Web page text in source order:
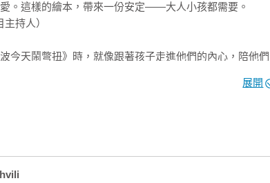
。這樣的繪本，帶來一份安定——大人小孩都需要。
持人）
今天鬧彆扭》時，就像跟著孩子走進他們的內心，陪他們
品牌負責人）
展開